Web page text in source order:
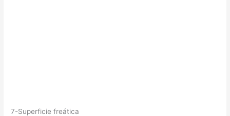
7-Superficie freática